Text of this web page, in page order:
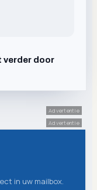
verder door
Advertentie
Advertentie
in uw mailbox.